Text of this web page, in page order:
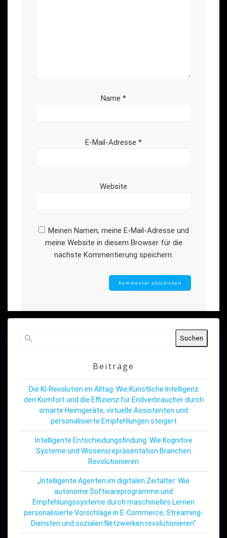
Name *
E-Mail-Adresse *
Website
Meinen Namen, meine E-Mail-Adresse und
meine Website in diesem Browser für die
nächste Kommentierung speichern.
Suchen
Beiträge
Die KI-Revolution im Alltag: Wie Künstliche Intelligenz
den Komfort und die Effizienz für Endverbraucher durch
smarte Heimgeräte, virtuelle Assistenten und
personalisierte Empfehlungen steigert
Intelligente Entscheidungsfindung: Wie Kognitive
Systeme und Wissensrepräsentation Branchen
Revolutionieren
„Intelligente Agenten im digitalen Zeitalter: Wie
autonome Softwareprogramme und
Empfehlungssysteme durch maschinelles Lernen
personalisierte Vorschläge in E-Commerce, Streaming-
Diensten und sozialen Netzwerken revolutionieren“